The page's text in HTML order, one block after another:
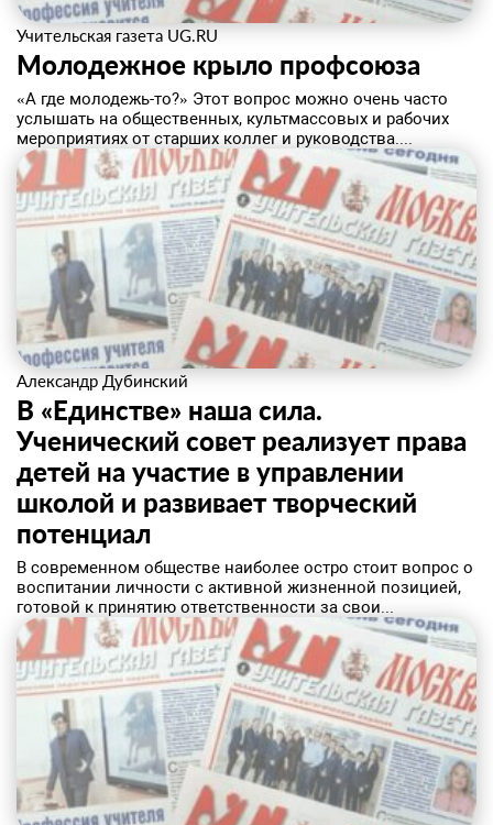
Учительская газета UG.RU
Молодежное крыло профсоюза
​«А где молодежь-то?» Этот вопрос можно очень часто
услышать на общественных, культмассовых и рабочих
мероприятиях от старших коллег и руководства....
Александр Дубинский
В «Единстве» наша сила.
Ученический совет реализует права
детей на участие в управлении
школой и развивает творческий
потенциал
​В современном обществе наиболее остро стоит вопрос о
воспитании личности с активной жизненной позицией,
готовой к принятию ответственности за свои...